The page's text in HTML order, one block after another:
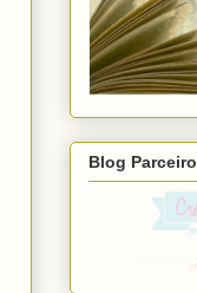
Blog Parceiro